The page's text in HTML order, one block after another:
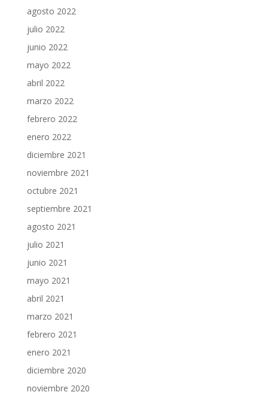
agosto 2022
julio 2022
junio 2022
mayo 2022
abril 2022
marzo 2022
febrero 2022
enero 2022
diciembre 2021
noviembre 2021
octubre 2021
septiembre 2021
agosto 2021
julio 2021
junio 2021
mayo 2021
abril 2021
marzo 2021
febrero 2021
enero 2021
diciembre 2020
noviembre 2020